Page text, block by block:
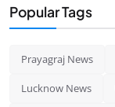
Popular Tags
Prayagraj News
Lucknow News